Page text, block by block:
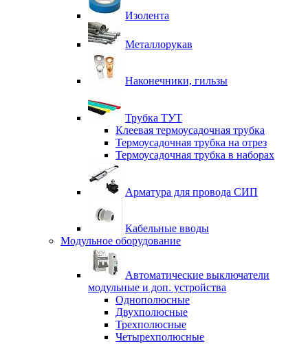
Изолента
Металлорукав
Наконечники, гильзы
Трубка ТУТ
Клеевая термоусадочная трубка
Термоусадочная трубка на отрез
Термоусадочная трубка в наборах
Арматура для провода СИП
Кабельные вводы
Модульное оборудование
Автоматические выключатели
модульные и доп. устройства
Однополюсные
Двухполюсные
Трехполюсные
Четырехполюсные